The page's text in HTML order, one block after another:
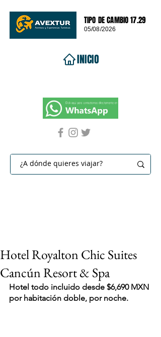
TIPO DE CAMBIO 17.29
05/08/2026
INICIO
Hotel Royalton Chic Suites
Cancún Resort & Spa
Hotel todo incluido desde $6,690 MXN
por habitación doble, por noche.